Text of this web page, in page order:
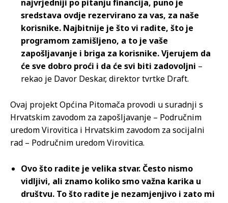
najvrjedniji po pitanju financija, puno je
sredstava ovdje rezervirano za vas, za naše
korisnike. Najbitnije je što vi radite, što je
programom zamišljeno, a to je vaše
zapošljavanje i briga za korisnike. Vjerujem da
će sve dobro proći i da će svi biti zadovoljni –
rekao je Davor Deskar, direktor tvrtke Draft.
Ovaj projekt Općina Pitomača provodi u suradnji s
Hrvatskim zavodom za zapošljavanje – Područnim
uredom Virovitica i Hrvatskim zavodom za socijalni
rad – Područnim uredom Virovitica.
Ovo što radite je velika stvar. Često nismo
vidljivi, ali znamo koliko smo važna karika u
društvu. To što radite je nezamjenjivo i zato mi